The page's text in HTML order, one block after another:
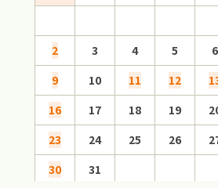
2
3 4 5 6
9
10 11 12
16
17 18 19
23
24 25 26
30
31